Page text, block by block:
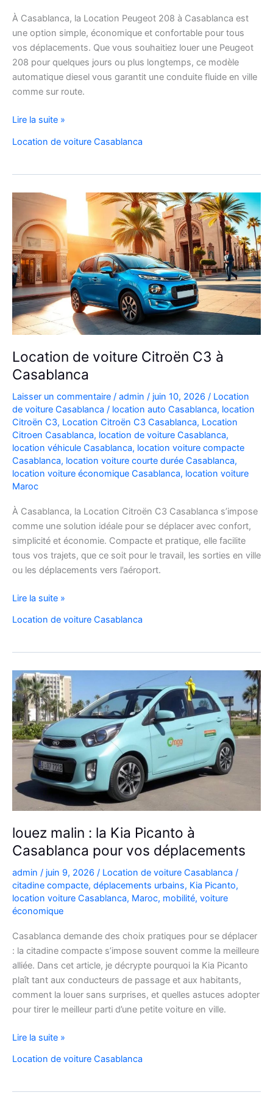
À Casablanca, la Location Peugeot 208 à Casablanca est
une option simple, économique et confortable pour tous
vos déplacements. Que vous souhaitiez louer une Peugeot
208 pour quelques jours ou plus longtemps, ce modèle
automatique diesel vous garantit une conduite fluide en ville
comme sur route.
Location
208
Diesel
à
Casablanca
Louer
Facilement
Lire la suite »
Location de voiture Casablanca
Location de voiture Citroën C3 à
Casablanca
Laisser un commentaire / admin / juin 10, 2026 / Location
de voiture Casablanca / location auto Casablanca, location
Citroën C3, Location Citroën C3 Casablanca, Location
Citroen Casablanca, location de voiture Casablanca,
location véhicule Casablanca, location voiture compacte
Casablanca, location voiture courte durée Casablanca,
location voiture économique Casablanca, location voiture
Maroc
À Casablanca, la Location Citroën C3 Casablanca s’impose
comme une solution idéale pour se déplacer avec confort,
simplicité et économie. Compacte et pratique, elle facilite
tous vos trajets, que ce soit pour le travail, les sorties en ville
ou les déplacements vers l’aéroport.
Location
voiture
C3
à
Casablanca
Lire la suite »
Location de voiture Casablanca
louez malin : la Kia Picanto à
Casablanca pour vos déplacements
admin / juin 9, 2026 / Location de voiture Casablanca /
citadine compacte, déplacements urbains, Kia Picanto,
location voiture Casablanca, Maroc, mobilité, voiture
économique
Casablanca demande des choix pratiques pour se déplacer
: la citadine compacte s’impose souvent comme la meilleure
alliée. Dans cet article, je décrypte pourquoi la Kia Picanto
plaît tant aux conducteurs de passage et aux habitants,
comment la louer sans surprises, et quelles astuces adopter
pour tirer le meilleur parti d’une petite voiture en ville.
louez
Lire la suite »
Location de voiture Casablanca